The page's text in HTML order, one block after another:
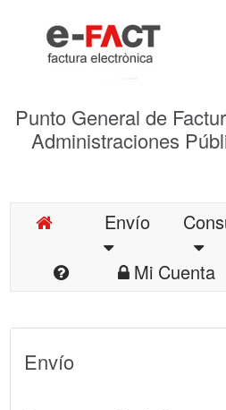
Punto General de
Administraciones
Envío
Mi Cuenta
Envío